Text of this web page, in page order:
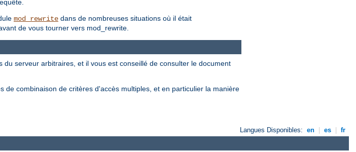
mod_rewrite dans de nombreuses situations où il était
de vous tourner vers mod_rewrite.
serveur arbitraires, et il vous est conseillé de consulter le document
de combinaison de critères d'accès multiples, et en particulier la manière
Langues Disponibles: en es fr